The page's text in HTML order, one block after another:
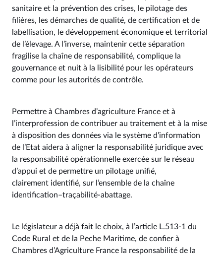
sanitaire et la prévention des crises, le pilotage des
filières, les démarches de qualité, de certification et de
labellisation, le développement économique et territorial
de l’élevage. A l’inverse, maintenir cette séparation
fragilise la chaîne de responsabilité, complique la
gouvernance et nuit à la lisibilité pour les opérateurs
comme pour les autorités de contrôle.
Permettre à Chambres d’agriculture France et à
l’interprofession de contribuer au traitement et à la mise
à disposition des données via le système d’information
de l’Etat aidera à aligner la responsabilité juridique avec
la responsabilité opérationnelle exercée sur le réseau
d’appui et de permettre un pilotage unifié,
clairement identifié, sur l’ensemble de la chaîne
identification–traçabilité-abattage.
Le législateur a déjà fait le choix, à l’article L.513-1 du
Code Rural et de la Peche Maritime, de confier à
Chambres d’Agriculture France la responsabilité de la